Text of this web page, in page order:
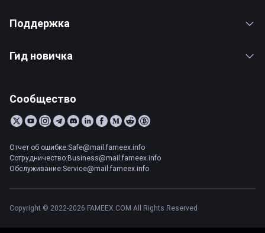
Поддержка
Гид новичка
Сообщество
Отчет об ошибке:Safe@mail.fameex.info
Сотрудничество:Business@mail.fameex.info
Обслуживание:Service@mail.fameex.info
Copyright © 2022-2026 FAMEEX.COM All Rights Reserved